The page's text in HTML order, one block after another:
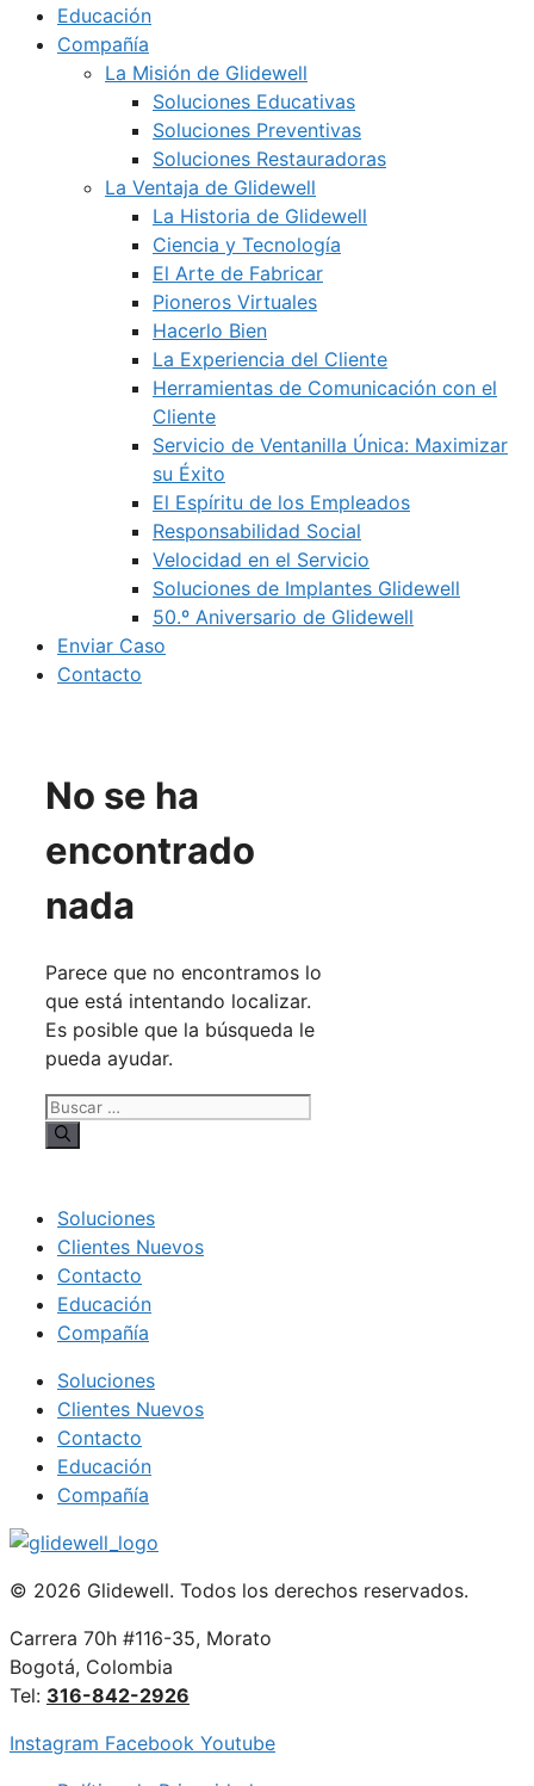
Educación
Compañía
La Misión de Glidewell
Soluciones Educativas
Soluciones Preventivas
Soluciones Restauradoras
La Ventaja de Glidewell
La Historia de Glidewell
Ciencia y Tecnología
El Arte de Fabricar
Pioneros Virtuales
Hacerlo Bien
La Experiencia del Cliente
Herramientas de Comunicación con el
Cliente
Servicio de Ventanilla Única: Maximizar
su Éxito
El Espíritu de los Empleados
Responsabilidad Social
Velocidad en el Servicio
Soluciones de Implantes Glidewell
50.º Aniversario de Glidewell
Enviar Caso
Contacto
No se ha
encontrado
nada
Parece que no encontramos lo
que está intentando localizar.
Es posible que la búsqueda le
pueda ayudar.
Buscar:
Soluciones
Clientes Nuevos
Contacto
Educación
Compañía
Soluciones
Clientes Nuevos
Contacto
Educación
Compañía
© 2026 Glidewell. Todos los derechos reservados.
Carrera 70h #116-35, Morato
Bogotá, Colombia
Tel: 316-842-2926
Instagram Facebook Youtube